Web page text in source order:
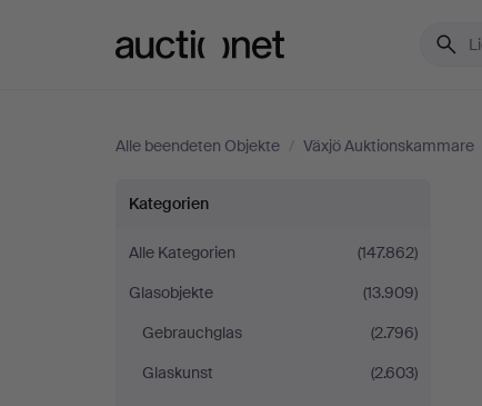
Alle beendeten Objekte / Växjö Auktionskammare
Service
bei
Växjö
Auktionskammare
Kategorien
Alle Kategorien
(147.862)
Glasobjekte
(13.909)
Gebrauchglas
(2.796)
Glaskunst
(2.603)